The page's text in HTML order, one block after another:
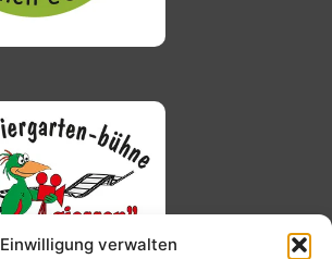
Einwilligung verwalten